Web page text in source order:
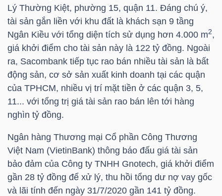
Lý Thường Kiệt, phường 15, quận 11. Đáng chú ý,
tài sản gắn liền với khu đất là khách sạn 9 tầng
Ngân Kiều với tổng diện tích sử dụng hơn 4.000 m2,
giá khởi điểm cho tài sản này là 122 tỷ đồng. Ngoài
ra, Sacombank tiếp tục rao bán nhiều tài sản là bất
động sản, cơ sở sản xuất kinh doanh tại các quận
của TPHCM, nhiều vị trí mặt tiền ở các quận 3, 5,
11... với tổng trị giá tài sản rao bán lên tới hàng
nghìn tỷ đồng.
Ngân hàng Thương mại Cổ phần Công Thương
Việt Nam (VietinBank) thông báo đấu giá tài sản
bảo đảm của Công ty TNHH Gnotech, giá khởi điểm
gần 28 tỷ đồng để xử lý, thu hồi tổng dư nợ vay gốc
và lãi tính đến ngày 31/7/2020 gần 141 tỷ đồng.
DOANH
NGHIỆP
CỔ
PHIẾU
SINH